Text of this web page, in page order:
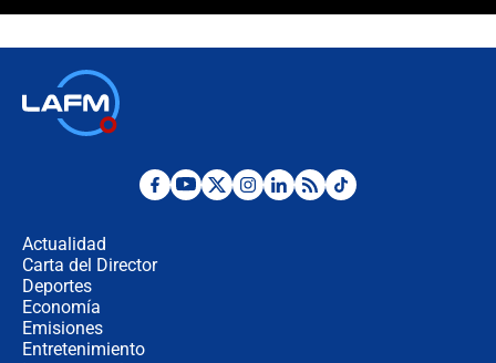
Desde dermatitis hasta infecciones:
Actualidad
Carta del Director
Deportes
Economía
Emisiones
Entretenimiento